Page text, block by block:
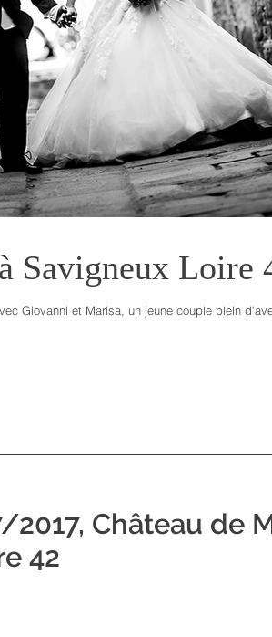
Savigneux Loire
Giovanni et Marisa, un jeune couple plein
Château de
42